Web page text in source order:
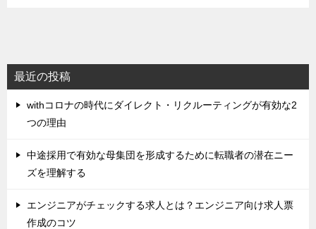
最近の投稿
withコロナの時代にダイレクト・リクルーティングが有効な2
つの理由
中途採用で有効な母集団を形成するために転職者の潜在ニー
ズを理解する
エンジニアがチェックする求人とは？エンジニア向け求人票
作成のコツ